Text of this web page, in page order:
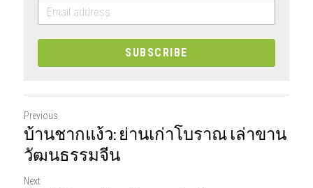
SUBSCRIBE
Previous
บ้านชากแง้ว: ย่านเก่าโบราณ เล่าขาน
วัฒนธรรมจีน
Next